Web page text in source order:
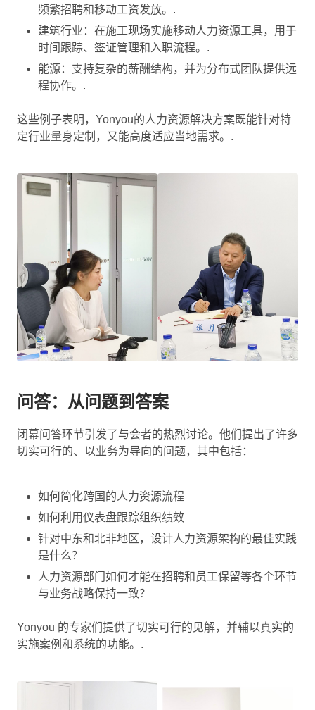
频繁招聘和移动工资发放。.
建筑行业：在施工现场实施移动人力资源工具，用于
时间跟踪、签证管理和入职流程。.
能源：支持复杂的薪酬结构，并为分布式团队提供远
程协作。.
这些例子表明，Yonyou的人力资源解决方案既能针对特
定行业量身定制，又能高度适应当地需求。.
问答：从问题到答案
闭幕问答环节引发了与会者的热烈讨论。他们提出了许多
切实可行的、以业务为导向的问题，其中包括：
如何简化跨国的人力资源流程
如何利用仪表盘跟踪组织绩效
针对中东和北非地区，设计人力资源架构的最佳实践
是什么？
人力资源部门如何才能在招聘和员工保留等各个环节
与业务战略保持一致？
Yonyou 的专家们提供了切实可行的见解，并辅以真实的
实施案例和系统的功能。.